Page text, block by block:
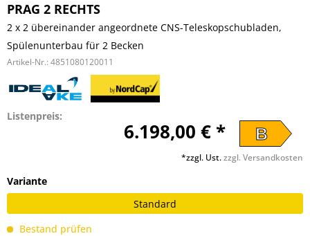
PRAG 2 RECHTS
2 x 2 übereinander angeordnete CNS-Teleskopschubladen,
Spülenunterbau für 2 Becken
Artikel-Nr.: 4851080120011
Listenpreis:
6.198,00 € * B
*zzgl. Ust.zzgl. Versandkosten
Variante
Standard
Bestand prüfen